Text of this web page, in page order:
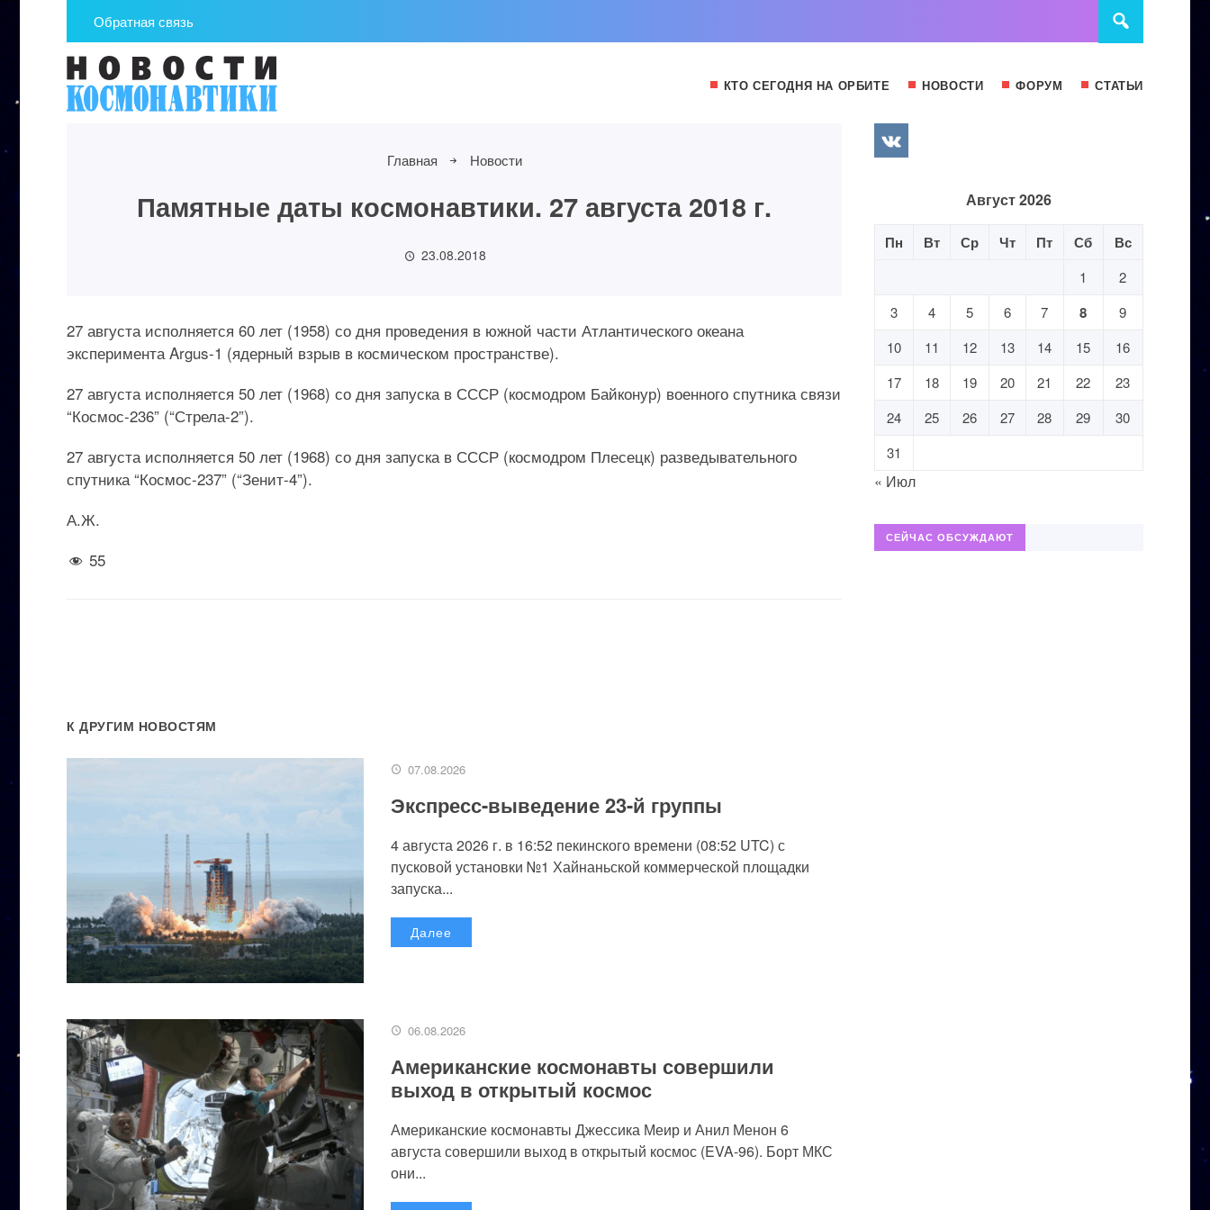
Обратная связь
КТО СЕГОДНЯ НА ОРБИТЕ НОВОСТИ ФОРУМ СТАТЬИ
Главная Новости
Памятные даты космонавтики. 27 августа 2018 г.
23.08.2018
27 августа исполняется 60 лет (1958) со дня проведения в южной части Атлантического океана
эксперимента Argus-1 (ядерный взрыв в космическом пространстве).
27 августа исполняется 50 лет (1968) со дня запуска в СССР (космодром Байконур) военного спутника связи
“Космос-236” (“Стрела-2”).
27 августа исполняется 50 лет (1968) со дня запуска в СССР (космодром Плесецк) разведывательного
спутника “Космос-237” (“Зенит-4”).
А.Ж.
55
К ДРУГИМ НОВОСТЯМ
07.08.2026
Экспресс-выведение 23-й группы
4 августа 2026 г. в 16:52 пекинского времени (08:52 UTC) с
пусковой установки №1 Хайнаньской коммерческой площадки
запуска...
Далее
06.08.2026
Американские космонавты совершили
выход в открытый космос
Американские космонавты Джессика Меир и Анил Менон 6
августа совершили выход в открытый космос (EVA-96). Борт МКС
они...
Август 2026
Пн Вт Ср Чт Пт Сб Вс
1
2
3
4 5 6 7 8
9
10
11 12 13 14 15
16
17
18 19 20 21 22
23
24
25 26 27 28 29
30
31
« Июл
СЕЙЧАС ОБСУЖДАЮТ